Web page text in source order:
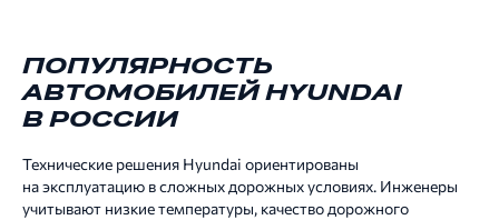
ПОПУЛЯРНОСТЬ
АВТОМОБИЛЕЙ HYUNDAI
В РОССИИ
Технические решения Hyundai ориентированы
на эксплуатацию в сложных дорожных условиях. Инженеры
учитывают низкие температуры, качество дорожного